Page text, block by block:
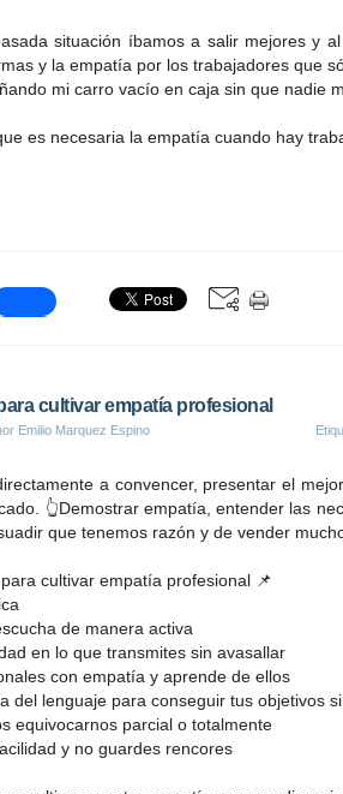
situación íbamos a salir mejores y
y la empatía por los trabajadores que
mi carro vacío en caja sin que nadie
es necesaria la empatía cuando hay
cultivar empatía profesional
Emilio Marquez Espino
a convencer, presentar el
👆Demostrar empatía, entender las
que tenemos razón y de vender
cultivar empatía profesional 📌
de manera activa
en lo que transmites sin avasallar
con empatía y aprende de ellos
del lenguaje para conseguir tus objetivos
equivocarnos parcial o totalmente
y no guardes rencores